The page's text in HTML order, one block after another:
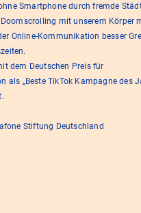
Smartphone durch fremde
mit unserem Körper
Online-Kommunikation besser
dem Deutschen Preis für
als „Beste TikTok Kampagne des
Stiftung Deutschland